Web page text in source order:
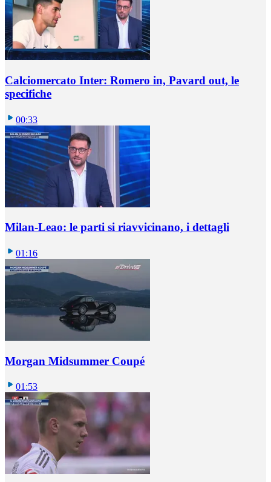
Calciomercato Inter: Romero in, Pavard out, le
specifiche
00:33
Milan-Leao: le parti si riavvicinano, i dettagli
01:16
Morgan Midsummer Coupé
01:53